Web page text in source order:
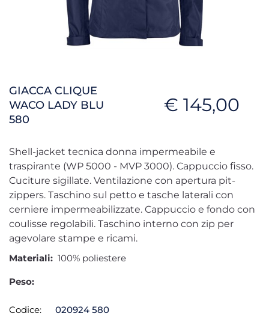
GIACCA CLIQUE
WACO LADY BLU
580
€ 145,00
Shell-jacket tecnica donna impermeabile e
traspirante (WP 5000 - MVP 3000). Cappuccio fisso.
Cuciture sigillate. Ventilazione con apertura pit-
zippers. Taschino sul petto e tasche laterali con
cerniere impermeabilizzate. Cappuccio e fondo con
coulisse regolabili. Taschino interno con zip per
agevolare stampe e ricami.
Materiali: 100% poliestere
Peso:
Codice: 020924 580